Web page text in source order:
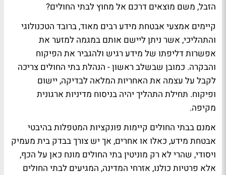
הזבל, משם מוצאים דרכם אל מחוץ לבתי החולים?
קיימים אמצעי אבטחת מידע רבים מאוד, ברובד הטכנולוגי
והתהליכי, אשר ניתן ליישם אותם במגמה למזער את
אפשרות דליפתו של מידע רגיש ולהגביר את הפיקוח
והבקרה. כמובן שבשלב ראשון - הנהלת בתי החולים צריכה
לקבל על עצמה את האחריות המלאה לבדיקה, יישום
ופיקוח. תחילת התהליך יהיה בניסוח מדיניות ארגונית
מקיפה.
אמנם בבתי החולים קיימות פונקציות המטפלות בהיבטי
אבטחת מידע, כאלו או אחרים, אך יש צורך בבדק בית מעמיק
ויסודי, שהרי לא רק מוניטין בתי החולים מונח כאן על הכף,
אלא פרטיות כולנו, אזרחי המדינה, המגיעים לבתי החולים